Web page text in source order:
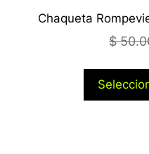
Chaqueta
$